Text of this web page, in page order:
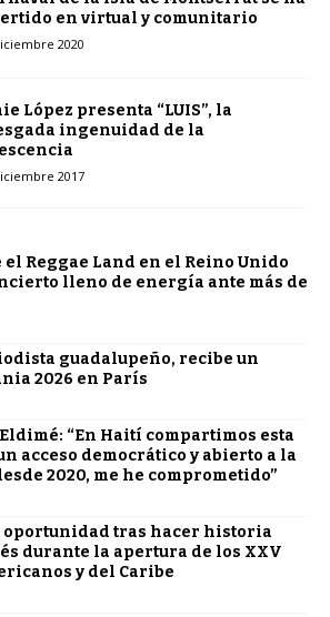
en virtual y comunitario
2020
López presenta “LUIS”, la
ingenuidad de la
2017
Reggae Land en el Reino Unido
lleno de energía ante más de
guadalupeño, recibe un
2026 en París
“En Haití compartimos esta
acceso democrático y abierto a la
2020, me he comprometido”
oportunidad tras hacer historia
durante la apertura de los XXV
y del Caribe